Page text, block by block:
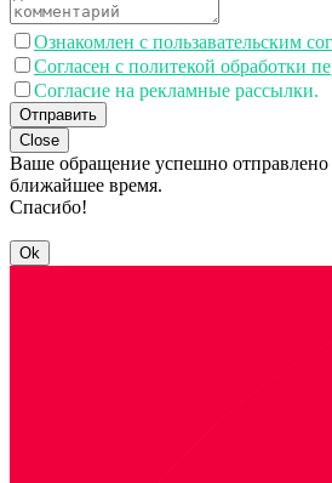
Ознакомлен с пользавательским
Согласен с политекой обработки
Согласие на рекламные рассылки.
Отправить
Close
Ваше обращение успешно отправлено
ближайшее время.
Спасибо!
Ok